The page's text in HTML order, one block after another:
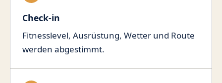
Check-in
Fitnesslevel, Ausrüstung, Wetter und Route
werden abgestimmt.